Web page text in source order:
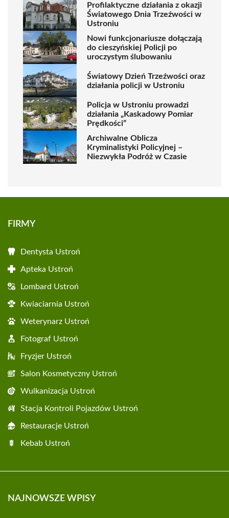
Profilaktyczne działania z okazji
Światowego Dnia Trzeźwości w
Ustroniu
Nowi funkcjonariusze dołączają
do cieszyńskiej Policji po
uroczystym ślubowaniu
Światowy Dzień Trzeźwości oraz
działania policji w Ustroniu
Policja w Ustroniu prowadzi
działania „Kaskadowy Pomiar
Prędkości”
Archiwalne Oblicza
Kryminalistyki Policyjnej –
Niezwykła Podróż w Czasie
FIRMY
Dentysta Ustroń
Apteka Ustroń
Lombard Ustroń
Kwiaciarnia Ustroń
Weterynarz Ustroń
Fotograf Ustroń
Fryzjer Ustroń
Salon Kosmetyczny Ustroń
Wulkanizacja Ustroń
Stacja Kontroli Pojazdów Ustroń
Restauracje Ustroń
Kebab Ustroń
NAJNOWSZE WPISY